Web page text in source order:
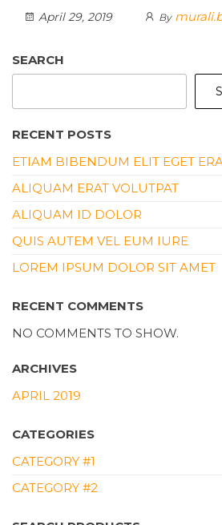
April 29, 2019
By
SEARCH
RECENT POSTS
ETIAM BIBENDUM ELIT EGET
ALIQUAM ERAT VOLUTPAT
ALIQUAM ID DOLOR
QUIS AUTEM VEL EUM IURE
LOREM IPSUM DOLOR SIT AMET
RECENT COMMENTS
NO COMMENTS TO SHOW.
ARCHIVES
APRIL 2019
CATEGORIES
CATEGORY #1
CATEGORY #2